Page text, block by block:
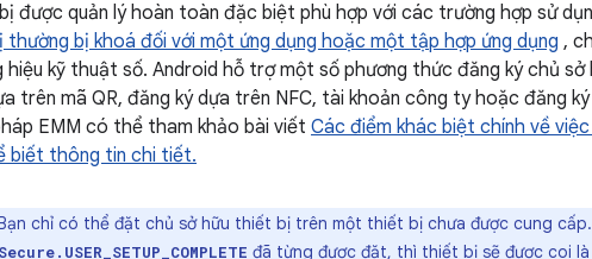
được quản lý hoàn toàn đặc biệt phù hợp với các trường hợp sử
bị khoá đối với một ứng dụng hoặc một tập hợp ứng dụng ,
hiệu kỹ thuật số. Android hỗ trợ một số phương thức đăng ký chủ
trên mã QR, đăng ký dựa trên NFC, tài khoản công ty hoặc đăng
EMM có thể tham khảo bài viết Các điểm khác biệt chính về
biết thông tin chi tiết.
chỉ có thể đặt chủ sở hữu thiết bị trên một thiết bị chưa được cung cấp.
đã từng được đặt, thì thiết bị sẽ được coi